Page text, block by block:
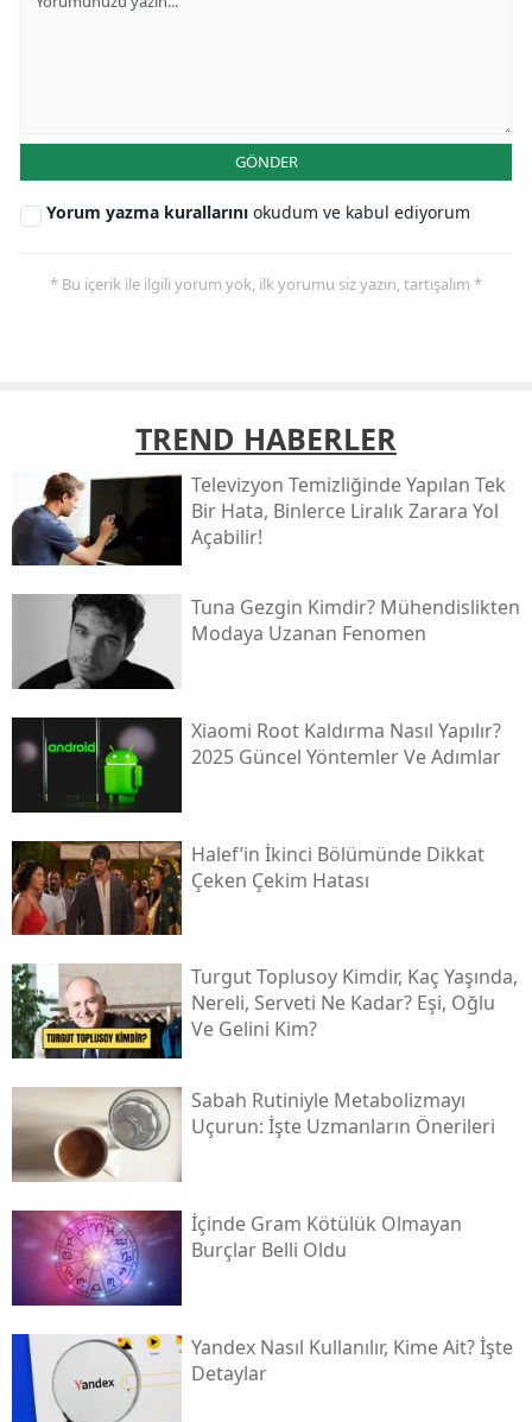
GÖNDER
Yorum yazma kurallarını okudum ve kabul ediyorum
* Bu içerik ile ilgili yorum yok, ilk yorumu siz yazın, tartışalım *
TREND HABERLER
Televizyon Temizliğinde Yapılan Tek
Bir Hata, Binlerce Liralık Zarara Yol
Açabilir!
Tuna Gezgin Kimdir? Mühendislikten
Modaya Uzanan Fenomen
Xiaomi Root Kaldırma Nasıl Yapılır?
2025 Güncel Yöntemler Ve Adımlar
Halef’in İkinci Bölümünde Dikkat
Çeken Çekim Hatası
Turgut Toplusoy Kimdir, Kaç Yaşında,
Nereli, Serveti Ne Kadar? Eşi, Oğlu
Ve Gelini Kim?
Sabah Rutiniyle Metabolizmayı
Uçurun: İşte Uzmanların Önerileri
İçinde Gram Kötülük Olmayan
Burçlar Belli Oldu
Yandex Nasıl Kullanılır, Kime Ait? İşte
Detaylar